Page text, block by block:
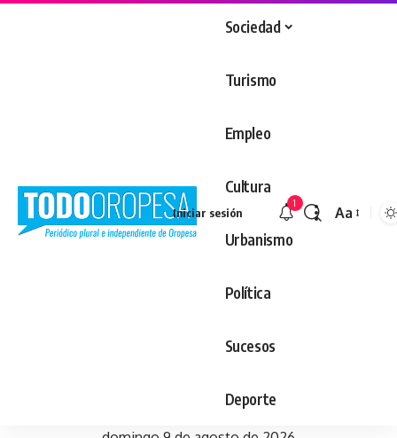
Sociedad
Turismo
Empleo
Cultura
Urbanismo
Política
Sucesos
Deporte
Iniciar sesión
1
Aa